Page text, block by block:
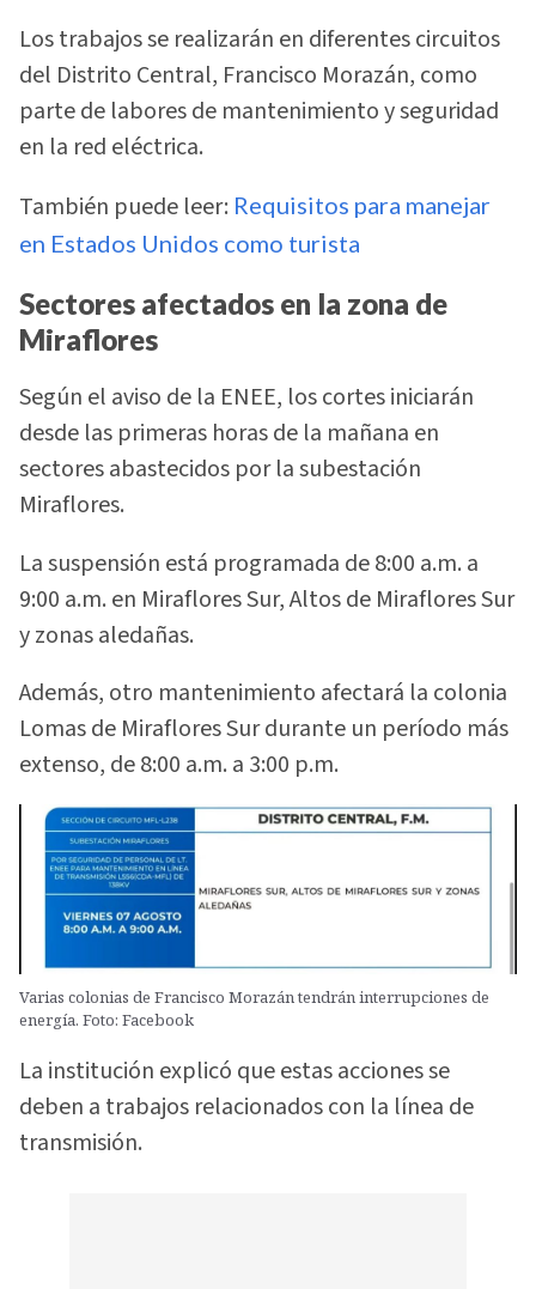
Los trabajos se realizarán en diferentes circuitos
del Distrito Central, Francisco Morazán, como
parte de labores de mantenimiento y seguridad
en la red eléctrica.
También puede leer: Requisitos para manejar
en Estados Unidos como turista
Sectores afectados en la zona de
Miraflores
Según el aviso de la ENEE, los cortes iniciarán
desde las primeras horas de la mañana en
sectores abastecidos por la subestación
Miraflores.
La suspensión está programada de 8:00 a.m. a
9:00 a.m. en Miraflores Sur, Altos de Miraflores Sur
y zonas aledañas.
Además, otro mantenimiento afectará la colonia
Lomas de Miraflores Sur durante un período más
extenso, de 8:00 a.m. a 3:00 p.m.
Varias colonias de Francisco Morazán tendrán interrupciones de
energía. Foto: Facebook
La institución explicó que estas acciones se
deben a trabajos relacionados con la línea de
transmisión.